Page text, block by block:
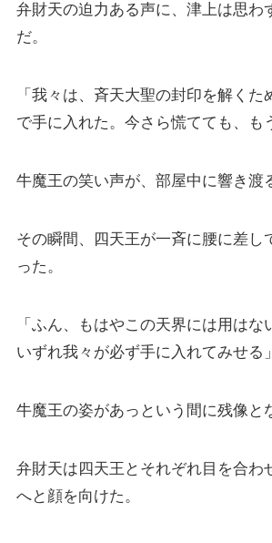
弁財天の迫力ある声に、津上は思わ
だ。
「我々は、斉天大聖の封印を解くた
で手に入れた。今さら慌てても、も
牛魔王の笑い声が、部屋中に響き渡
その瞬間、四天王が一斉に腰に差し
った。
「ふん、もはやこの天界には用はな
いずれ我々が必ず手に入れてみせる」
牛魔王の姿があっという間に残像と
弁財天は四天王とそれぞれ目を合わ
へと顔を向けた。